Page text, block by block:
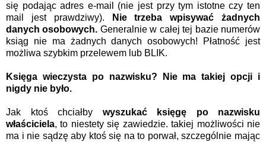
się podając adres e-mail (nie jest przy tym istotne czy ten
mail jest prawdziwy).
Nie trzeba wpisywać żadnych
danych osobowych. Generalnie w całej tej bazie numerów
ksiąg nie ma żadnych danych osobowych! Płatność jest
możliwa szybkim przelewem lub BLIK.
Księga wieczysta po nazwisku? Nie ma takiej opcji i
nigdy nie było.
Jak ktoś chciałby wyszukać księgę po nazwisku
właściciela, to niestety się zawiedzie. takiej możliwości nie
ma i nie sądzę aby ktoś się na to porwał, szczególnie mając